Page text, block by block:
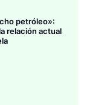
petróleo»:
relación actual